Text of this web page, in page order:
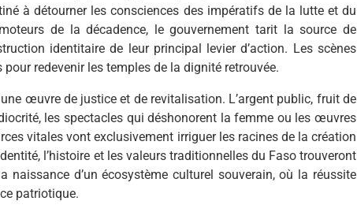
à détourner les consciences des impératifs de la lutte et du
de la décadence, le gouvernement tarit la source de
identitaire de leur principal levier d’action. Les scènes
redevenir les temples de la dignité retrouvée.
œuvre de justice et de revitalisation. L’argent public, fruit de
les spectacles qui déshonorent la femme ou les œuvres
vitales vont exclusivement irriguer les racines de la création
l’histoire et les valeurs traditionnelles du Faso trouveront
naissance d’un écosystème culturel souverain, où la réussite
patriotique.